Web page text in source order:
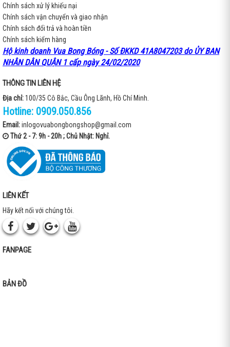
Chính sách xử lý khiếu nại
Chính sách vận chuyển và giao nhận
Chính sách đổi trả và hoàn tiền
Chính sách kiểm hàng
Hộ kinh doanh Vua Bong Bóng - Số ĐKKD 41A8047203 do ỦY BAN
NHÂN DÂN QUẬN 1 cấp ngày 24/02/2020
THÔNG TIN LIÊN HỆ
Địa chỉ:100/35 Cô Bắc, Cầu Ông Lãnh, Hồ Chí Minh.
Hotline: 0909.050.856
Email:inlogovuabongbongshop@gmail.com
Thứ 2 - 7: 9h - 20h ; Chủ Nhật: Nghỉ.
LIÊN KẾT
Hãy kết nối với chúng tôi.
FANPAGE
BẢN ĐỒ